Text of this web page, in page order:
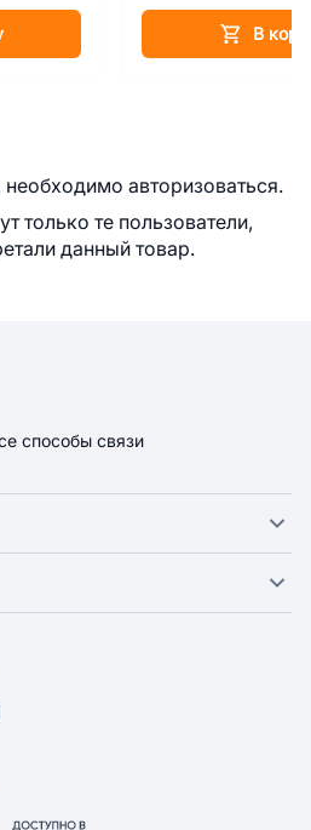
В
необходимо авторизоваться.
только те пользователи,
данный товар.
способы связи